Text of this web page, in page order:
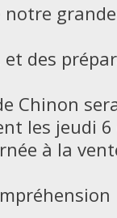
notre
des
Chinon
les jeudi
à la